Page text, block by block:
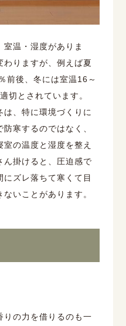
温・湿度がありま
りますが、例えば夏
前後、冬には室温16～
切とされています。
、特に環境づくりに
寒するのではなく、
の温度と湿度を整え
ん掛けると、圧迫感で
ズレ落ちて寒くて目
いことがあります。
りの力を借りるのも一